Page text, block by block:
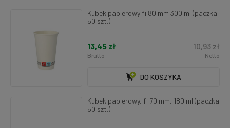
Kubek papierowy fi 80 mm 300 ml (paczka
50 szt.)
13,45 zł
Brutto
10,93 zł
Netto
DO KOSZYKA
Kubek papierowy, fi 70 mm, 180 ml (paczka
50 szt.)